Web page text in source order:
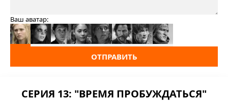
Ваш аватар:
ОТПРАВИТЬ
СЕРИЯ 13: "ВРЕМЯ ПРОБУЖДАТЬСЯ"